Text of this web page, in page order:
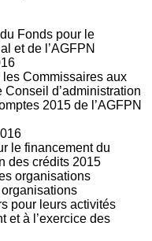
Fonds pour le
et de l’AGFPN
Commissaires aux
d’administration
2015 de l’AGFPN
le financement du
des crédits 2015
organisations
pour leurs activités
et à l’exercice des